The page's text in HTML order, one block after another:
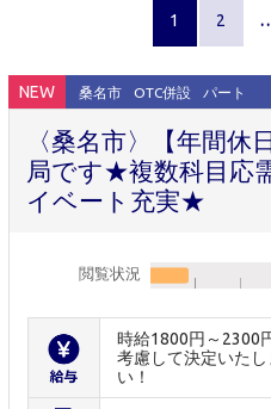
1 2
NEW 桑名市 OTC併設 パート
〈桑名市〉【年間休
局です★複数科目応
イベート充実★
閲覧状況
時給1800円～2300
考慮して決定いた
い！